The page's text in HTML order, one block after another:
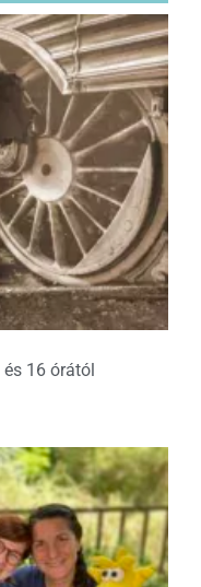
16 órától